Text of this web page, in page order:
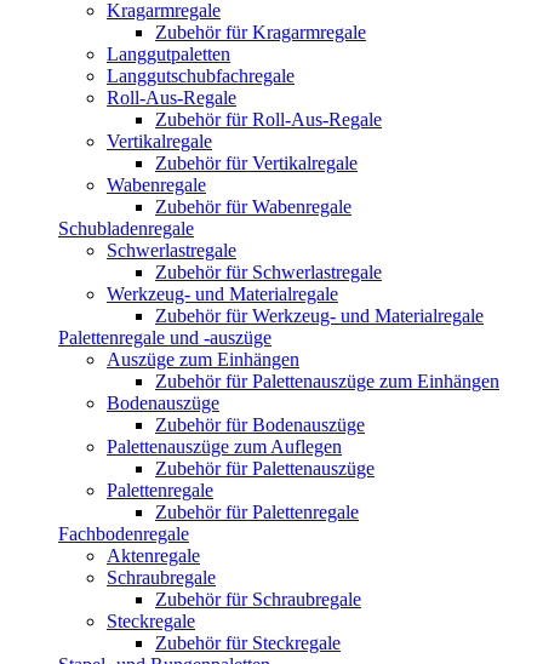
Kragarmregale
Zubehör für Kragarmregale
Langgutpaletten
Langgutschubfachregale
Roll-Aus-Regale
Zubehör für Roll-Aus-Regale
Vertikalregale
Zubehör für Vertikalregale
Wabenregale
Zubehör für Wabenregale
Schubladenregale
Schwerlastregale
Zubehör für Schwerlastregale
Werkzeug- und Materialregale
Zubehör für Werkzeug- und Materialregale
Palettenregale und -auszüge
Auszüge zum Einhängen
Zubehör für Palettenauszüge zum Einhängen
Bodenauszüge
Zubehör für Bodenauszüge
Palettenauszüge zum Auflegen
Zubehör für Palettenauszüge
Palettenregale
Zubehör für Palettenregale
Fachbodenregale
Aktenregale
Schraubregale
Zubehör für Schraubregale
Steckregale
Zubehör für Steckregale